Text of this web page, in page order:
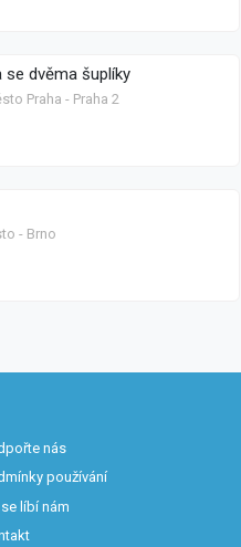
se dvěma šuplíky
Praha - Praha 2
- Brno
nás
používání
líbí nám